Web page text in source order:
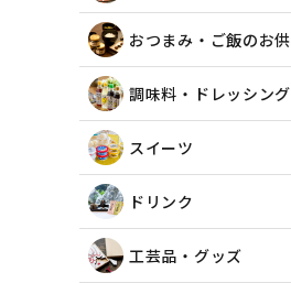
おつまみ・ご飯のお供
調味料・ドレッシング
スイーツ
ドリンク
工芸品・グッズ